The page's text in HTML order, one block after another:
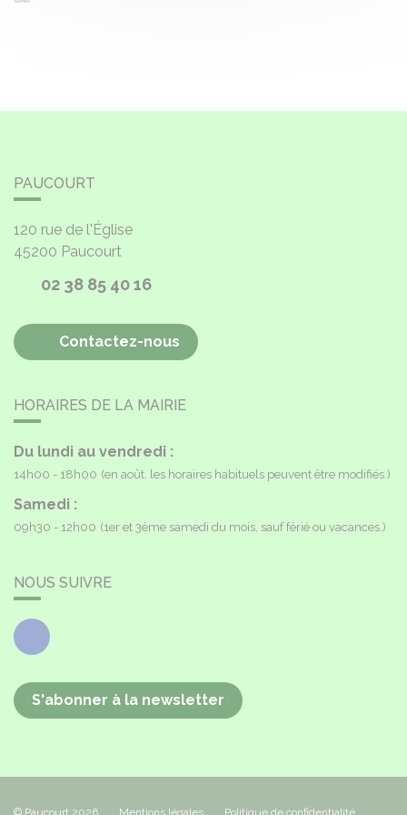
PAUCOURT
120 rue de l'Église
45200 Paucourt
02 38 85 40 16
Contactez-nous
HORAIRES DE LA MAIRIE
Du lundi au vendredi :
14h00 - 18h00 (en août, les horaires habituels peuvent être modifiés.)
Samedi :
09h30 - 12h00 (1er et 3ème samedi du mois, sauf férié ou vacances.)
NOUS SUIVRE
Facebook
S'abonner à la newsletter
© Paucourt 2026 Mentions légales Politique de confidentialité